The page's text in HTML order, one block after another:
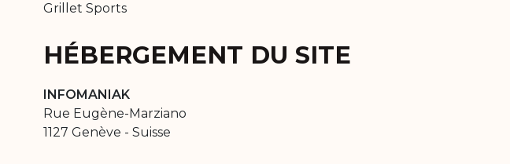
Grillet Sports
HÉBERGEMENT DU SITE
INFOMANIAK
Rue Eugène-Marziano
1127 Genève - Suisse